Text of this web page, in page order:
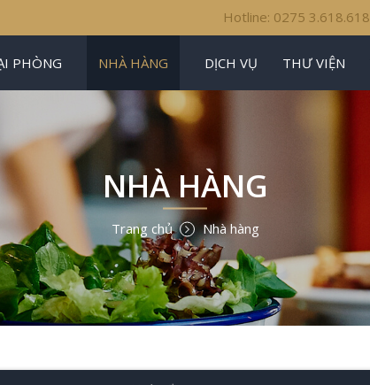
Hotline: 0275 3.618.618
PHÒNG NHÀ HÀNG DỊCH VỤ THƯ VIỆN
NHÀ HÀNG
Trang chủ Nhà hàng